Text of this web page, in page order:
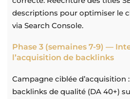
descriptions pour optimiser le
via Search Console.
Phase 3 (semaines 7-9) —
l’acquisition de backlinks
Campagne ciblée d’acquisition
backlinks de qualité (DA 40+)